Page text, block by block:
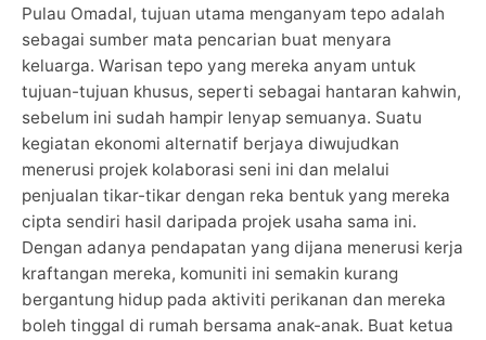
Pulau Omadal, tujuan utama menganyam tepo adalah
sebagai sumber mata pencarian buat menyara
keluarga. Warisan tepo yang mereka anyam untuk
tujuan-tujuan khusus, seperti sebagai hantaran kahwin,
sebelum ini sudah hampir lenyap semuanya. Suatu
kegiatan ekonomi alternatif berjaya diwujudkan
menerusi projek kolaborasi seni ini dan melalui
penjualan tikar-tikar dengan reka bentuk yang mereka
cipta sendiri hasil daripada projek usaha sama ini.
Dengan adanya pendapatan yang dijana menerusi kerja
kraftangan mereka, komuniti ini semakin kurang
bergantung hidup pada aktiviti perikanan dan mereka
boleh tinggal di rumah bersama anak-anak. Buat ketua